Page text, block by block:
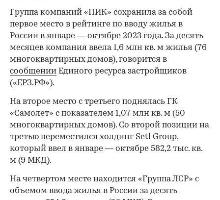
Группа компаний «ПИК» сохранила за собой
первое место в рейтинге по вводу жилья в
России в январе — октябре 2023 года. За десять
месяцев компания ввела 1,6 млн кв. м жилья (76
многоквартирных домов), говорится в
сообщении Единого ресурса застройщиков
(«ЕРЗ.РФ»).
На второе место с третьего поднялась ГК
«Самолет» с показателем 1,07 млн кв. м (50
многоквартирных домов). Со второй позиции на
третью переместился холдинг Setl Group,
который ввел в январе — октябре 582,2 тыс. кв.
м (9 МКД).
На четвертом месте находится «Группа ЛСР» с
объемом ввода жилья в России за десять